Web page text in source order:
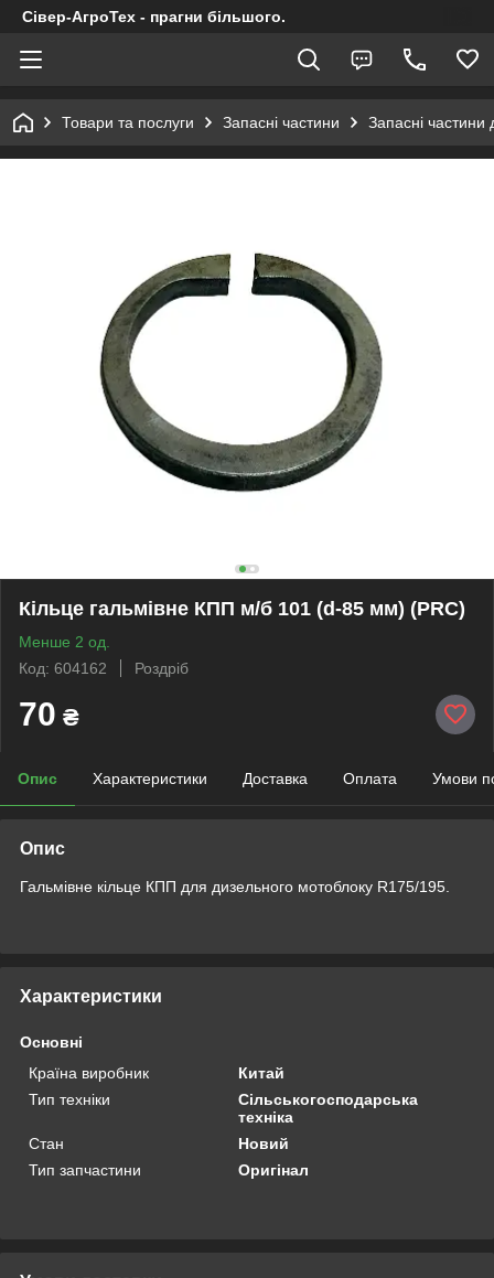
Сівер-АгроТех - прагни більшого.
Товари та послуги Запасні частини Запасні частини
Кільце гальмівне КПП м/б 101 (d-85 мм) (PRC)
Менше 2 од.
Код: 604162
Роздріб
70 ₴
Опис Характеристики Доставка Оплата Умови
Опис
Гальмівне кільце КПП для дизельного мотоблоку R175/195.
Характеристики
Основні
Країна виробник
Китай
Тип техніки
Сільськогосподарська
техніка
Стан
Новий
Тип запчастини
Оригінал